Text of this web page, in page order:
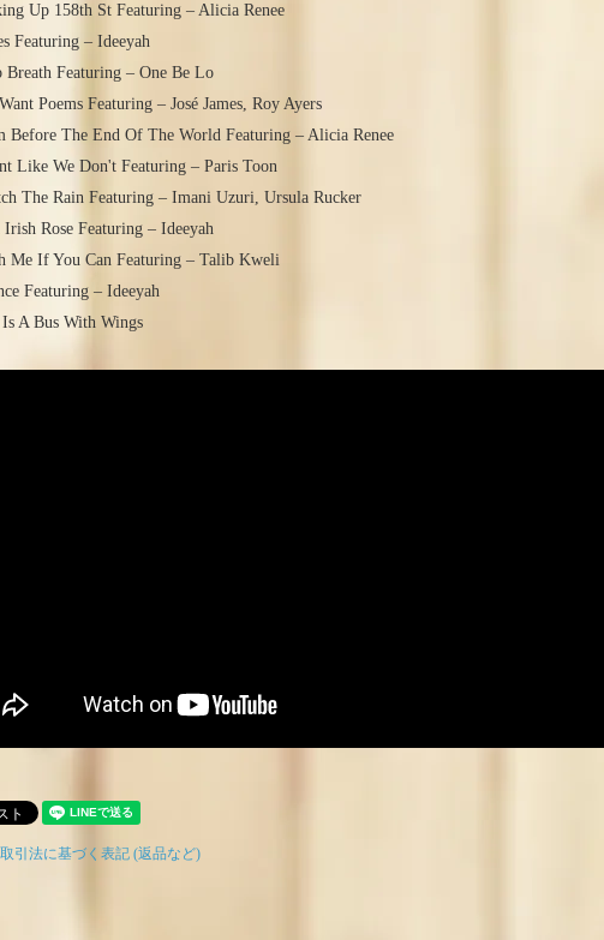
Up 158th St Featuring – Alicia Renee
Featuring – Ideeyah
Breath Featuring – One Be Lo
Poems Featuring – José James, Roy Ayers
Before The End Of The World Featuring – Alicia Renee
Like We Don't Featuring – Paris Toon
The Rain Featuring – Imani Uzuri, Ursula Rucker
Rose Featuring – Ideeyah
Me If You Can Featuring – Talib Kweli
Featuring – Ideeyah
A Bus With Wings
引法に基づく表記 (返品など)